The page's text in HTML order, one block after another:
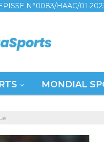
N°0083/HAAC/01-
MONDIAL